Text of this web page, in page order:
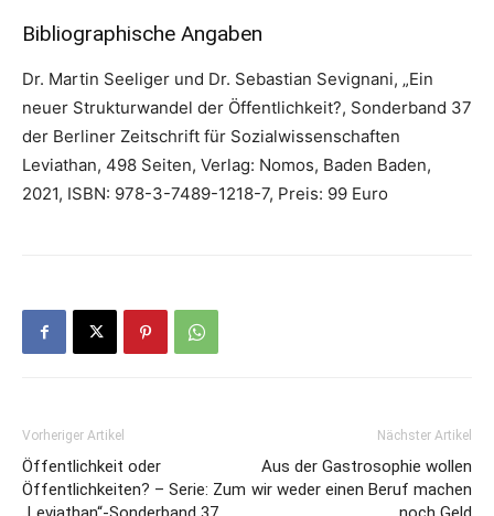
Bibliographische Angaben
Dr. Martin Seeliger und Dr. Sebastian Sevignani, „Ein
neuer Strukturwandel der Öffentlichkeit?, Sonderband 37
der Berliner Zeitschrift für Sozialwissenschaften
Leviathan, 498 Seiten, Verlag: Nomos, Baden Baden,
2021, ISBN: 978-3-7489-1218-7, Preis: 99 Euro
Vorheriger Artikel
Öffentlichkeit oder
Öffentlichkeiten? – Serie: Zum
Nächster Artikel
Aus der Gastrosophie wollen
wir weder einen Beruf machen